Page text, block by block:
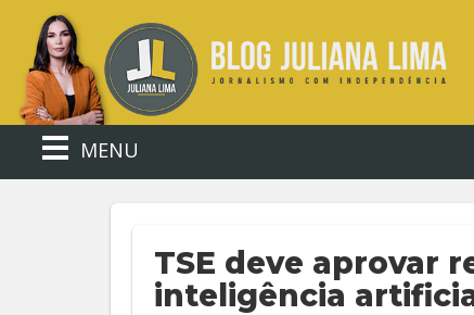
MENU
TSE deve aprovar
inteligência